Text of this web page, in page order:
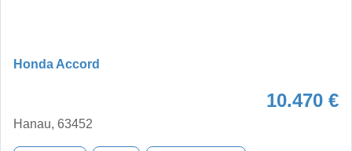
Honda Accord
10.470 €
Hanau, 63452